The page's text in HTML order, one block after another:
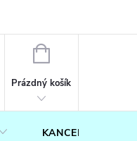
NÁKUPNÍ
Prázdný košík
KANCELÁŘ